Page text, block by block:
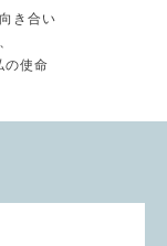
き合い
の使命